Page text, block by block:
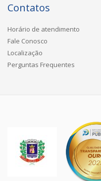
Contatos
Horário de atendimento
Fale Conosco
Localização
Perguntas Frequentes